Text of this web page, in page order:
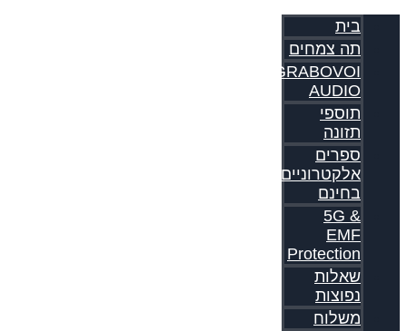
בית
תה צמחים
GRABOVOI
AUDIO
תוספי
תזונה
ספרים
אלקטרוניים
בחינם
5G &
EMF
Protection
שאלות
נפוצות
משלוח